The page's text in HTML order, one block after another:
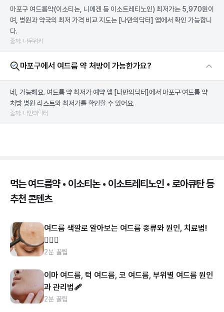
마포구 여드름약(이소티논, 니메겐 등 이소트레티노인) 최저가는 5,970원이
며, 병원과 약국의 최저 가격 비교 지도는 [나만의닥터] 앱에서 확인 가능합니
다.
출처: 나무위키
마포구에서 여드름 약 처방이 가능한가요?
네, 가능해요. 여드름 약 최저가 예약 앱 [나만의닥터] 에서 마포구 여드름 약
처방 병원 리스트와 최저가를 확인할 수 있어요.
출처: 나만의닥터
먹는 여드름약 • 이소티논 • 이소트레티노인 • 로아큐탄 등
추천 콘텐츠
여드름 색깔로 알아보는 여드름 종류와 원인, 치료법!
👩🏻‍⚕️
2분 꿀팁
이마 여드름, 턱 여드름, 코 여드름, 부위별 여드름 원인
과 관리법🩹
2분 꿀팁